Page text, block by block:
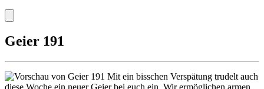
Geier 191
Mit ein bisschen Verspätung trudelt auch
diese Woche ein neuer Geier bei euch ein. Wir ermöglichen armen